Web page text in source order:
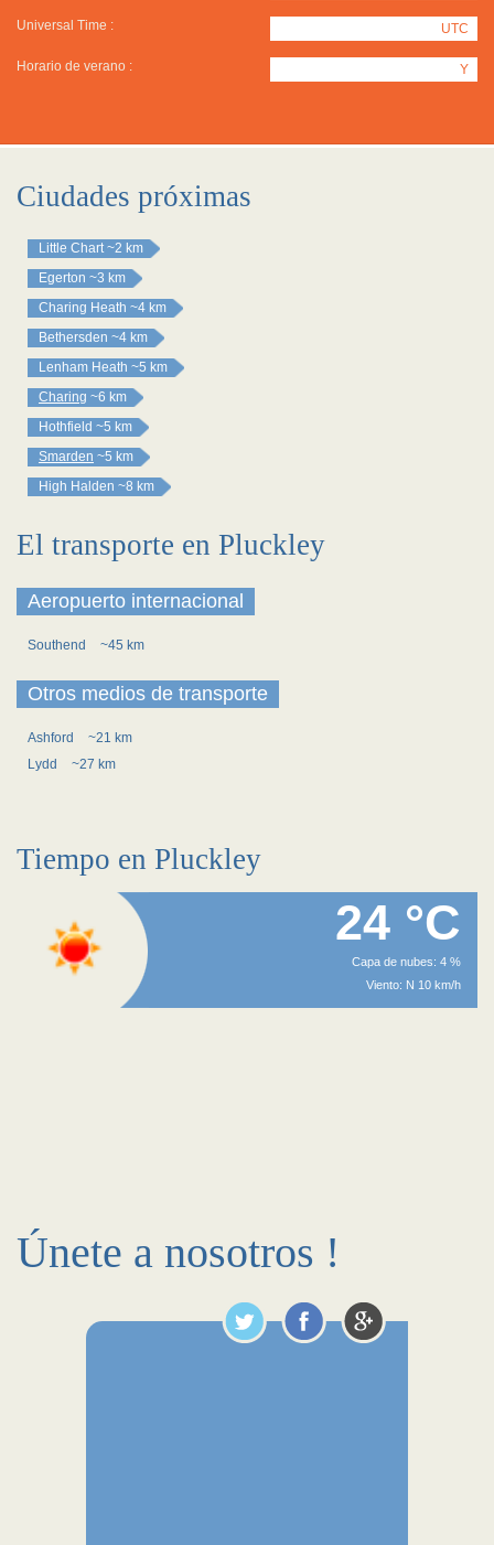
Universal Time : UTC
Horario de verano : Y
Ciudades próximas
Little Chart ~2 km
Egerton ~3 km
Charing Heath ~4 km
Bethersden ~4 km
Lenham Heath ~5 km
Charing ~6 km
Hothfield ~5 km
Smarden ~5 km
High Halden ~8 km
El transporte en Pluckley
Aeropuerto internacional
Southend ~45 km
Otros medios de transporte
Ashford
~21 km
Lydd
~27 km
Tiempo en Pluckley
24 °C
Capa de nubes: 4 %
Viento: N 10 km/h
Únete a nosotros !